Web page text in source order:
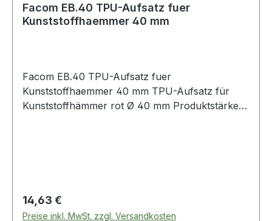
Facom EB.40 TPU-Aufsatz fuer
Kunststoffhaemmer 40 mm
Facom EB.40 TPU-Aufsatz fuer
Kunststoffhaemmer 40 mm TPU-Aufsatz für
Kunststoffhämmer rot Ø 40 mm Produktstärken:
Regulärer Preis:
14,63 €
Preise inkl. MwSt. zzgl. Versandkosten